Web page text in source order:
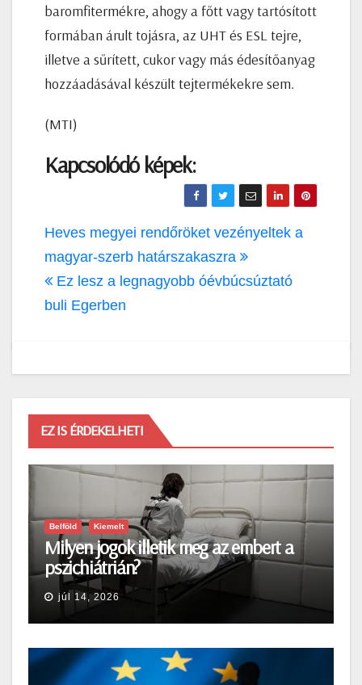
baromfitermékre, ahogy a főtt vagy tartósított
formában árult tojásra, az UHT és ESL tejre,
illetve a sűrített, cukor vagy más édesítőanyag
hozzáadásával készült tejtermékekre sem.
(MTI)
Kapcsolódó képek:
Bejegyzés
navigáció
Heves megyei rendőröket vezényeltek a
magyar-szerb határszakaszra
Ez lesz a legnagyobb óévbúcsúztató
buli Egerben
EZ IS ÉRDEKELHETI
Belföld Kiemelt
Milyen jogok illetik meg az embert a
pszichiátrián?
júl 14, 2026